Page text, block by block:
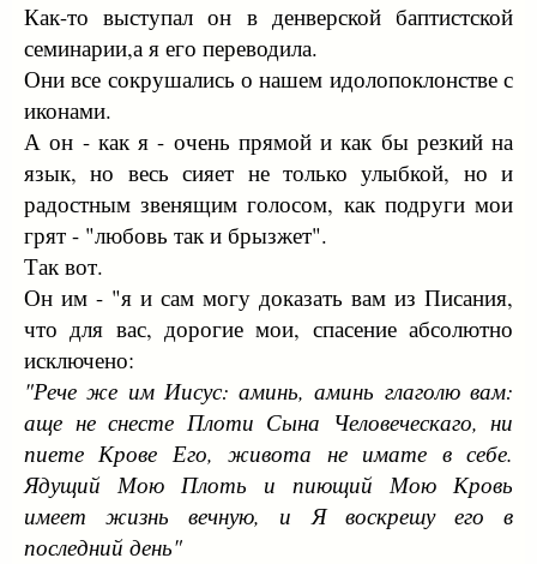
Как-то выступал он в денверской баптистской
семинарии,а я его переводила.
Они все сокрушались о нашем идолопоклонстве с
иконами.
А он - как я - очень прямой и как бы резкий на
язык, но весь сияет не только улыбкой, но и
радостным звенящим голосом, как подруги мои
грят - "любовь так и брызжет".
Так вот.
Он им - "я и сам могу доказать вам из Писания,
что для вас, дорогие мои, спасение абсолютно
исключено:
"Рече же им Иисус: аминь, аминь глаголю вам:
аще не снесте Плоти Сына Человеческаго, ни
пиете Крове Его, живота не имате в себе.
Ядущий Мою Плоть и пиющий Мою Кровь
имеет жизнь вечную, и Я воскрешу его в
последний день"